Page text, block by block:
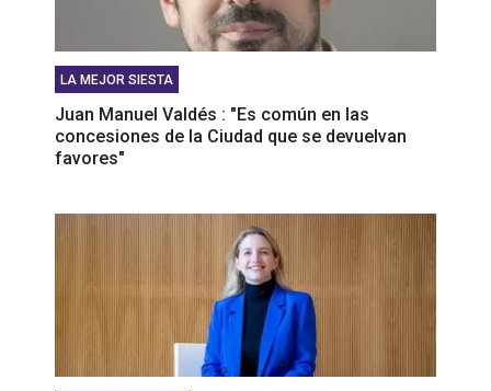
LA MEJOR SIESTA
Juan Manuel Valdés : "Es común en las
concesiones de la Ciudad que se devuelvan
favores"